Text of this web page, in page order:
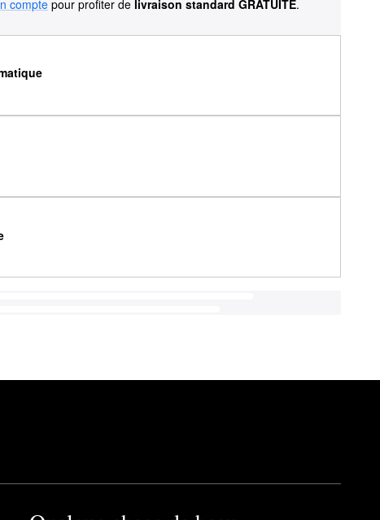
compte pour profiter de livraison standard GRATUITE.